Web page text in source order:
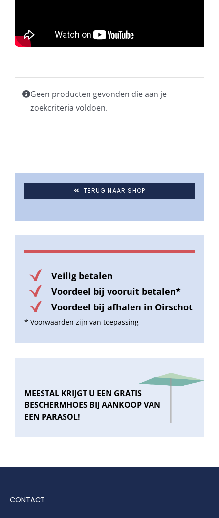
Geen producten gevonden die aan je
zoekcriteria voldoen.
TERUG NAAR SHOP
Veilig betalen
Voordeel bij vooruit betalen*
Voordeel bij afhalen in Oirschot
* Voorwaarden zijn van toepassing
MEESTAL KRIJGT U EEN GRATIS
BESCHERMHOES BIJ AANKOOP VAN
EEN PARASOL!
CONTACT